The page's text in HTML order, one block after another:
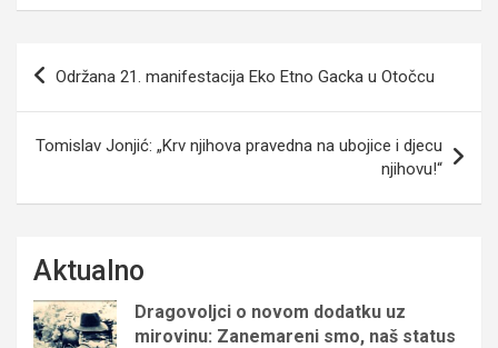
Navigacija
Održana 21. manifestacija Eko Etno Gacka u Otočcu
Tomislav Jonjić: „Krv njihova pravedna na ubojice i djecu
njihovu!“
Aktualno
Dragovoljci o novom dodatku uz
mirovinu: Zanemareni smo, naš status